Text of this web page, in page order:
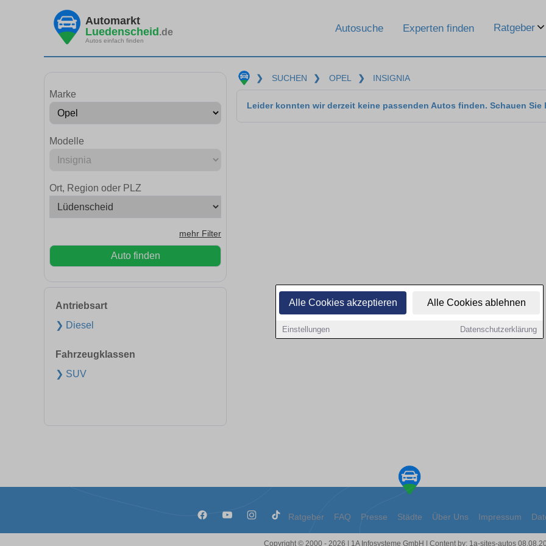
Alle Cookies akzeptieren Alle Cookies ablehnen
Einstellungen Datenschutzerklärung
Automarkt
Luedenscheid.de
Autos einfach finden
Autosuche Experten finden Ratgeber
Marke
Modelle
Ort, Region oder PLZ
mehr Filter
Auto finden
Antriebsart
❯ Diesel
Fahrzeugklassen
❯ SUV
❯ SUCHEN ❯ OPEL ❯ INSIGNIA
Leider konnten wir derzeit keine passenden Autos finden. Schauen Sie
Ratgeber FAQ Presse Städte Über Uns Impressum
Copyright © 2000 - 2026 | 1A Infosysteme GmbH | Content by: 1a-sites-autos